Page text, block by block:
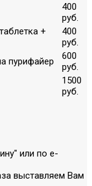
400
руб.
+
400
руб.
пурифайер
600
руб.
1500
руб.
или по е-
выставляем Вам